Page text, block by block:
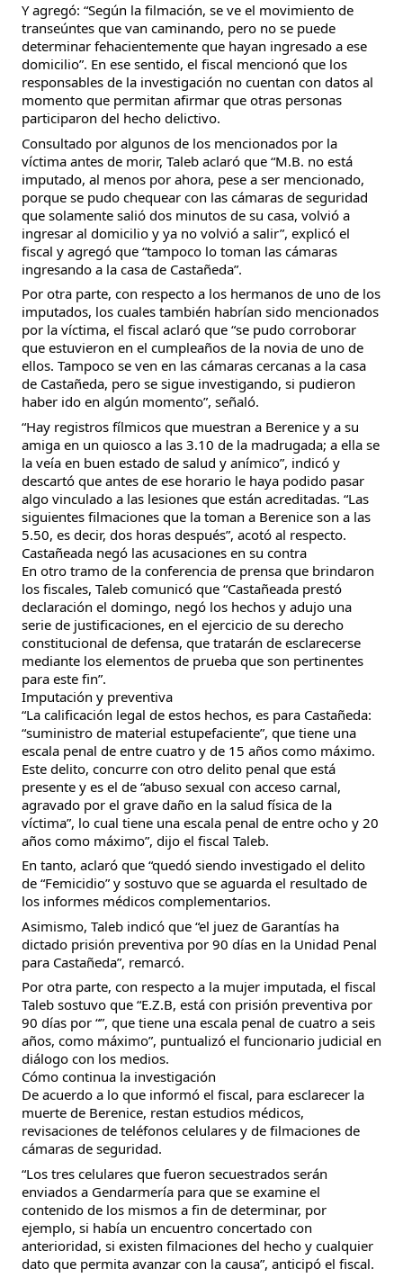
Y agregó: “Según la filmación, se ve el movimiento de
transeúntes que van caminando, pero no se puede
determinar fehacientemente que hayan ingresado a ese
domicilio”. En ese sentido, el fiscal mencionó que los
responsables de la investigación no cuentan con datos al
momento que permitan afirmar que otras personas
participaron del hecho delictivo.
Consultado por algunos de los mencionados por la
víctima antes de morir, Taleb aclaró que “M.B. no está
imputado, al menos por ahora, pese a ser mencionado,
porque se pudo chequear con las cámaras de seguridad
que solamente salió dos minutos de su casa, volvió a
ingresar al domicilio y ya no volvió a salir”, explicó el
fiscal y agregó que “tampoco lo toman las cámaras
ingresando a la casa de Castañeda”.
Por otra parte, con respecto a los hermanos de uno de los
imputados, los cuales también habrían sido mencionados
por la víctima, el fiscal aclaró que “se pudo corroborar
que estuvieron en el cumpleaños de la novia de uno de
ellos. Tampoco se ven en las cámaras cercanas a la casa
de Castañeda, pero se sigue investigando, si pudieron
haber ido en algún momento”, señaló.
“Hay registros fílmicos que muestran a Berenice y a su
amiga en un quiosco a las 3.10 de la madrugada; a ella se
la veía en buen estado de salud y anímico”, indicó y
descartó que antes de ese horario le haya podido pasar
algo vinculado a las lesiones que están acreditadas. “Las
siguientes filmaciones que la toman a Berenice son a las
5.50, es decir, dos horas después”, acotó al respecto.
Castañeada negó las acusaciones en su contra
En otro tramo de la conferencia de prensa que brindaron
los fiscales, Taleb comunicó que “Castañeada prestó
declaración el domingo, negó los hechos y adujo una
serie de justificaciones, en el ejercicio de su derecho
constitucional de defensa, que tratarán de esclarecerse
mediante los elementos de prueba que son pertinentes
para este fin”.
Imputación y preventiva
“La calificación legal de estos hechos, es para Castañeda:
“suministro de material estupefaciente”, que tiene una
escala penal de entre cuatro y de 15 años como máximo.
Este delito, concurre con otro delito penal que está
presente y es el de “abuso sexual con acceso carnal,
agravado por el grave daño en la salud física de la
víctima”, lo cual tiene una escala penal de entre ocho y 20
años como máximo”, dijo el fiscal Taleb.
En tanto, aclaró que “quedó siendo investigado el delito
de “Femicidio” y sostuvo que se aguarda el resultado de
los informes médicos complementarios.
Asimismo, Taleb indicó que “el juez de Garantías ha
dictado prisión preventiva por 90 días en la Unidad Penal
para Castañeda”, remarcó.
Por otra parte, con respecto a la mujer imputada, el fiscal
Taleb sostuvo que “E.Z.B, está con prisión preventiva por
90 días por “”, que tiene una escala penal de cuatro a seis
años, como máximo”, puntualizó el funcionario judicial en
diálogo con los medios.
Cómo continua la investigación
De acuerdo a lo que informó el fiscal, para esclarecer la
muerte de Berenice, restan estudios médicos,
revisaciones de teléfonos celulares y de filmaciones de
cámaras de seguridad.
“Los tres celulares que fueron secuestrados serán
enviados a Gendarmería para que se examine el
contenido de los mismos a fin de determinar, por
ejemplo, si había un encuentro concertado con
anterioridad, si existen filmaciones del hecho y cualquier
dato que permita avanzar con la causa”, anticipó el fiscal.